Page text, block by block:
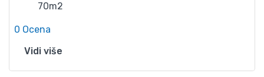
70m2
0 Ocena
Vidi više